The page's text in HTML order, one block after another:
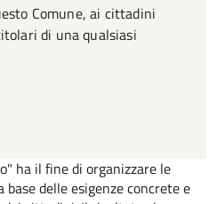
Comune, ai cittadini
di una qualsiasi
ha il fine di organizzare le
delle esigenze concrete e